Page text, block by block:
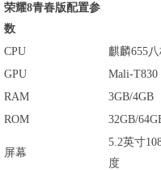
荣耀8青春版配置参
数
CPU
麒麟655
GPU
Mali-T830
RAM
3GB/4GB
ROM
32GB/
屏幕
5.2英寸
度